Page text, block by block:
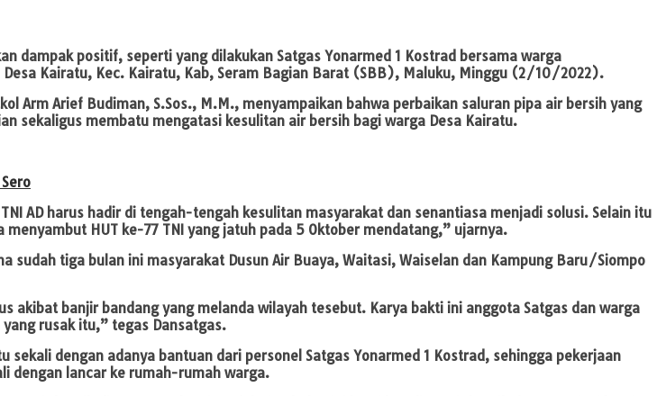
dampak positif, seperti yang dilakukan Satgas Yonarmed 1 Kostrad bersama warga
Kairatu, Kec. Kairatu, Kab, Seram Bagian Barat (SBB), Maluku, Minggu (2/10/2022).
Arm Arief Budiman, S.Sos., M.M., menyampaikan bahwa perbaikan saluran pipa air bersih yang
sekaligus membatu mengatasi kesulitan air bersih bagi warga Desa Kairatu.
AD harus hadir di tengah-tengah kesulitan masyarakat dan senantiasa menjadi solusi. Selain itu
HUT ke-77 TNI yang jatuh pada 5 Oktober mendatang,” ujarnya.
sudah tiga bulan ini masyarakat Dusun Air Buaya, Waitasi, Waiselan dan Kampung Baru/Siompo
banjir bandang yang melanda wilayah tesebut. Karya bakti ini anggota Satgas dan warga
rusak itu,” tegas Dansatgas.
dengan adanya bantuan dari personel Satgas Yonarmed 1 Kostrad, sehingga pekerjaan
dengan lancar ke rumah-rumah warga.